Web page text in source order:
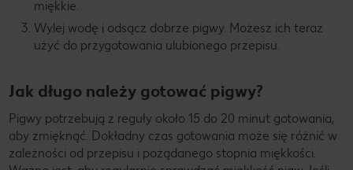
miękkie.
Wylej wodę i odsącz dobrze pigwy. Możesz ich teraz
użyć do przygotowania ulubionego przepisu.
Jak długo należy gotować pigwy?
Pigwy potrzebują z reguły około 15 do 20 minut gotowania,
aby zmięknąć. Dokładny czas gotowania może się różnić w
zależności od przepisu i pożądanego stopnia miękkości.